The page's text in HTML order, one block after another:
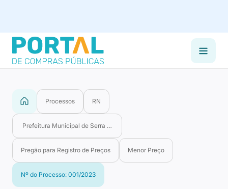
Processos RN
Prefeitura Municipal de Serra Negra do Norte
Pregão para Registro de Preços Menor Preço
Nº do Processo: 001/2023